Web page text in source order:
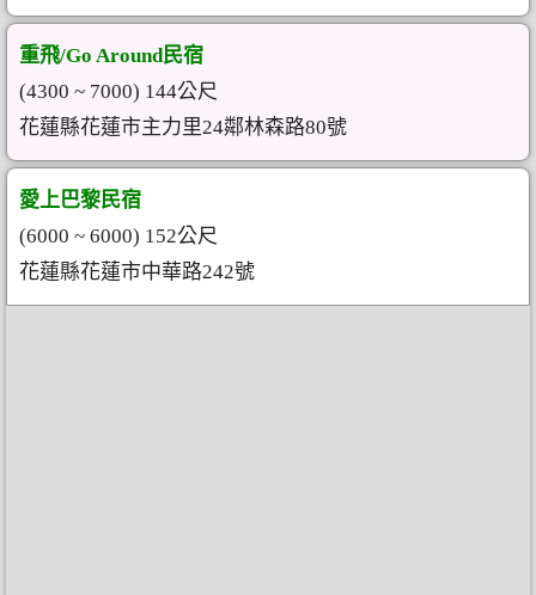
重飛/Go Around民宿
(4300 ~ 7000) 144公尺
花蓮縣花蓮市主力里24鄰林森路80號
愛上巴黎民宿
(6000 ~ 6000) 152公尺
花蓮縣花蓮市中華路242號